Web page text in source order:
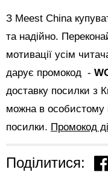
З Meest China
та надійно.
мотивації усім
дарує промокод -
доставку посилки з
можна в особистому
посилки. Промокод
Поділитися: